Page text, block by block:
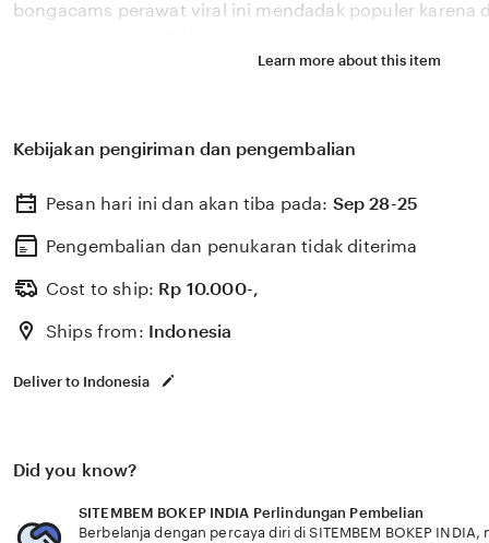
bongacams perawat viral ini mendadak populer karena
perawatan intensif di rumah sakit. Kehadiran 🎯 dalam
SITEMBEM BOKEP INDIA berdedikasi untuk terus
seluruh lapisan masyarakat di media sosial. Dukungan
kami memastikan bahwa profil dan kegiatan sosial dari
tersampaikan secara luas.
Learn more about this item
Kebijakan pengiriman dan pengembalian
Pesan hari ini dan akan tiba pada: Sep 28-25
Pengembalian dan penukaran tidak diterima
Cost to ship: Rp 10.000-,
Ships from: Indonesia
Deliver to Indonesia
Did you know?
SITEMBEM BOKEP INDIA Perlindungan Pembelian
Berbelanja dengan percaya diri di SITEMBEM BOKEP